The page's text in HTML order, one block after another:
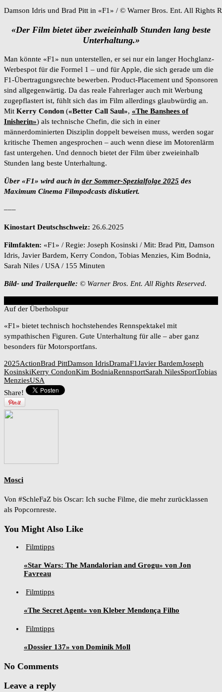
Damson Idris und Brad Pitt in «F1» / © Warner Bros. Ent. All Rights
«Der Film bietet über zweieinhalb Stunden lang beste
Unterhaltung.»
Man könnte «F1» nun unterstellen, er sei nur ein langer Hochglanz-
Werbespot für die Formel 1 – und für Apple, die sich gerade um die
F1-Übertragungsrechte bewerben. Product-Placement und Sponsoren
sind allgegenwärtig. Da das reale Fahrerlager auch mit Werbung
zugepflastert ist, fühlt sich das im Film allerdings glaubwürdig an.
Mit Kerry Condon («Better Call Saul», «The Banshees of
Inisherin») als technische Chefin, die sich in einer
männerdominierten Disziplin doppelt beweisen muss, werden sogar
kritische Themen angesprochen – auch wenn diese im Motorenlärm
fast untergehen. Und dennoch bietet der Film über zweieinhalb
Stunden lang beste Unterhaltung.
Über «F1» wird auch in der Sommer-Spezialfolge 2025 des
Maximum Cinema Filmpodcasts diskutiert.
–––
Kinostart Deutschschweiz: 26.6.2025
Filmfakten: «F1» / Regie: Joseph Kosinski / Mit: Brad Pitt, Damson
Idris, Javier Bardem, Kerry Condon, Tobias Menzies, Kim Bodnia,
Sarah Niles / USA / 155 Minuten
Bild- und Trailerquelle: © Warner Bros. Ent. All Rights Reserved.
Auf der Überholspur
«F1» bietet technisch hochstehendes Rennspektakel mit
sympathischen Figuren. Gute Unterhaltung für alle – aber ganz
besonders für Motorsportfans.
2025ActionBrad PittDamson IdrisDramaF1Javier BardemJoseph
KosinskiKerry CondonKim BodniaRennsportSarah NilesSportTobias
MenziesUSA
Share!
Mosci
Von #SchleFaZ bis Oscar: Ich suche Filme, die mehr zurücklassen
als Popcornreste.
You Might Also Like
Filmtipps
«Star Wars: The Mandalorian and Grogu» von Jon
Favreau
Filmtipps
«The Secret Agent» von Kleber Mendonça Filho
Filmtipps
«Dossier 137» von Dominik Moll
No Comments
Leave a reply